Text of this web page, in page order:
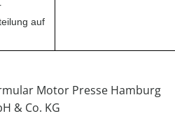
auf
Motor Presse Hamburg
& Co. KG